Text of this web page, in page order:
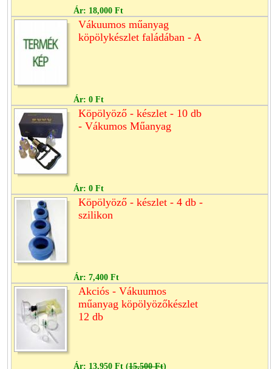
Ár: 18,000 Ft
Vákuumos műanyag
köpölykészlet faládában - A
Ár: 0 Ft
Köpölyöző - készlet - 10 db
- Vákumos Műanyag
Ár: 0 Ft
Köpölyöző - készlet - 4 db -
szilikon
Ár: 7,400 Ft
Akciós - Vákuumos
műanyag köpölyözőkészlet
12 db
Ár: 13,950 Ft (15,500 Ft)